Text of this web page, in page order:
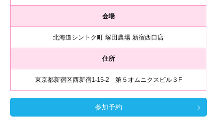
会場
北海道シントク町 塚田農場 新宿西口店
住所
東京都新宿区西新宿1-15-2 第５オムニクスビル３F
参加予約